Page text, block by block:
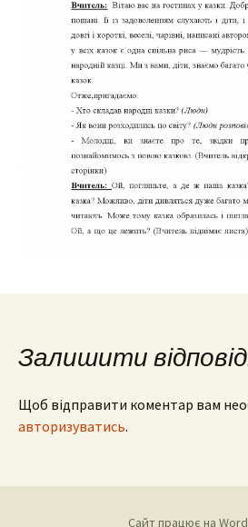
Залишити
Щоб відправити коментар вам
авторизуватись.
Сайт працює на